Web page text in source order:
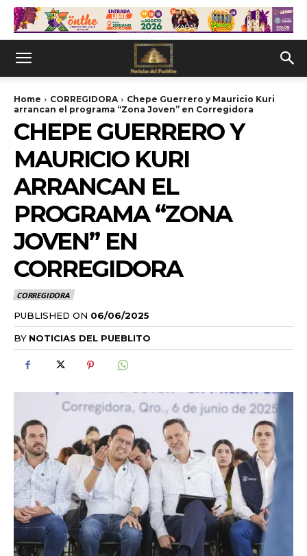
Home CORREGIDORA
Chepe Guerrero y Mauricio Kuri
arrancan el programa “Zona Joven” en Corregidora
CHEPE GUERRERO Y
MAURICIO KURI
ARRANCAN EL
PROGRAMA “ZONA
JOVEN” EN
CORREGIDORA
CORREGIDORA
PUBLISHED ON 06/06/2025
BY NOTICIAS DEL PUEBLITO